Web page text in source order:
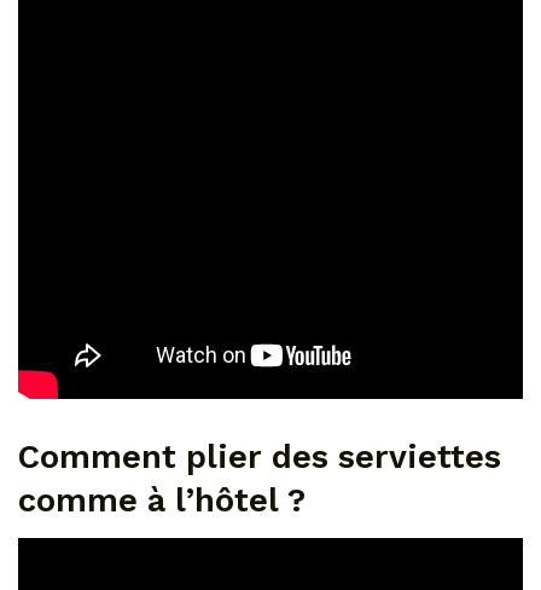
Comment plier des serviettes
comme à l’hôtel ?